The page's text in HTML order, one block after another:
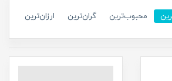
محبوب‌ترین گران‌ترین ارزان‌ترین